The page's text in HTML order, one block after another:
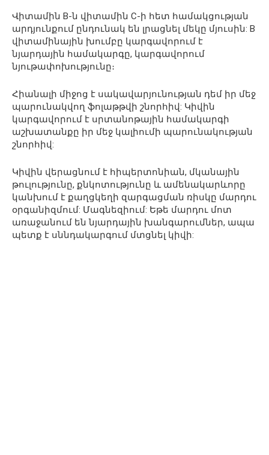
Վիտամին В-ն վիտամին С-ի հետ համակցության
արդյունքում ընդունակ են լրացնել մեկը մյուսին: В
վիտամինային խումբը կարգավորում է
նյարդային համակարգը, կարգավորում
նյութափոխությունը։
Հիանալի միջոց է սակավարյունության դեմ իր մեջ
պարունակվող ֆոլաթթվի շնորհիվ: Կիվին
կարգավորում է սրտանոթային համակարգի
աշխատանքը իր մեջ կալիումի պարունակության
շնորհիվ:
Կիվին վերացնում է հիպերտոնիան, մկանային
թուլությունը, քնկոտությունը և ամենակարևորը
կանխում է քաղցկեղի զարգացման ռիսկը մարդու
օրգանիզմում: Մագնեզիում: Եթե մարդու մոտ
առաջանում են նյարդային խանգարումներ, ապա
պետք է սննդակարգում մտցնել կիվի: